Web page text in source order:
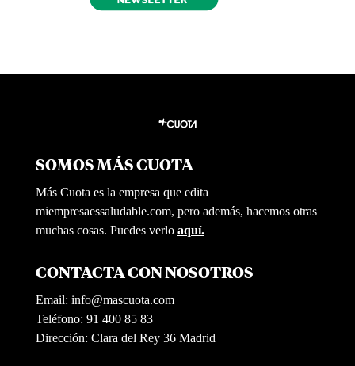
SOMOS MÁS CUOTA
Más Cuota es la empresa que edita
miempresaessaludable.com, pero además, hacemos otras
muchas cosas. Puedes verlo aquí.
CONTACTA CON NOSOTROS
Email: info@mascuota.com
Teléfono: 91 400 85 83
Dirección: Clara del Rey 36 Madrid